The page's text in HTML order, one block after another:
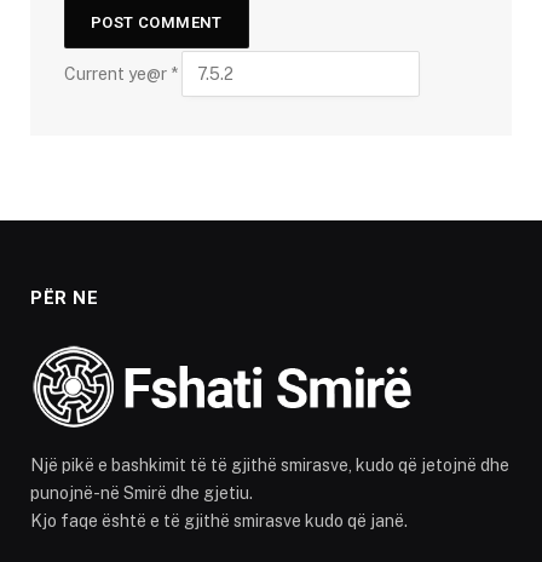
Current ye@r *
PËR NE
Një pikë e bashkimit të të gjithë smirasve, kudo që jetojnë dhe
punojnë-në Smirë dhe gjetiu.
Kjo faqe është e të gjithë smirasve kudo që janë.